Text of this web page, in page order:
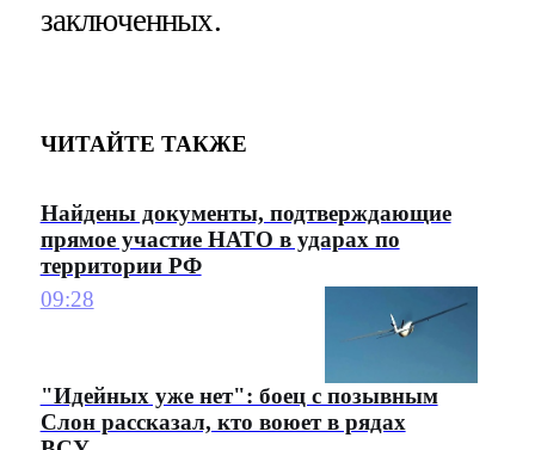
заключенных.
ЧИТАЙТЕ ТАКЖЕ
Найдены документы, подтверждающие
прямое участие НАТО в ударах по
территории РФ
09:28
"Идейных уже нет": боец с позывным
Слон рассказал, кто воюет в рядах